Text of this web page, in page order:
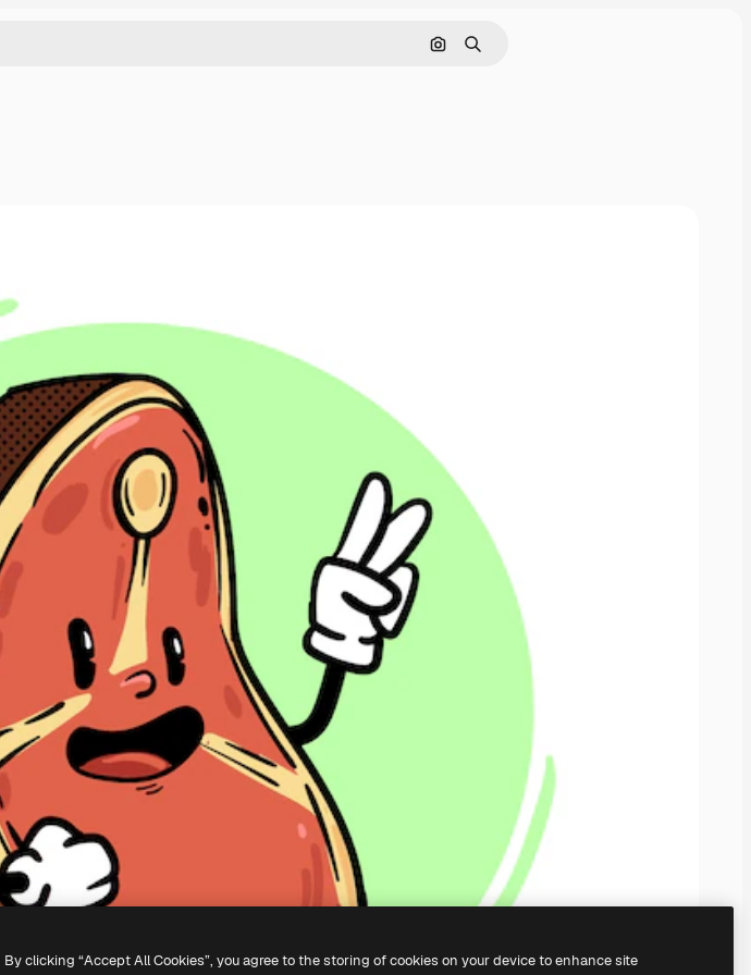
Pesquisar por imagem
Buscar
By clicking “Accept All Cookies”, you agree to the storing of cookies on your device to enhance site